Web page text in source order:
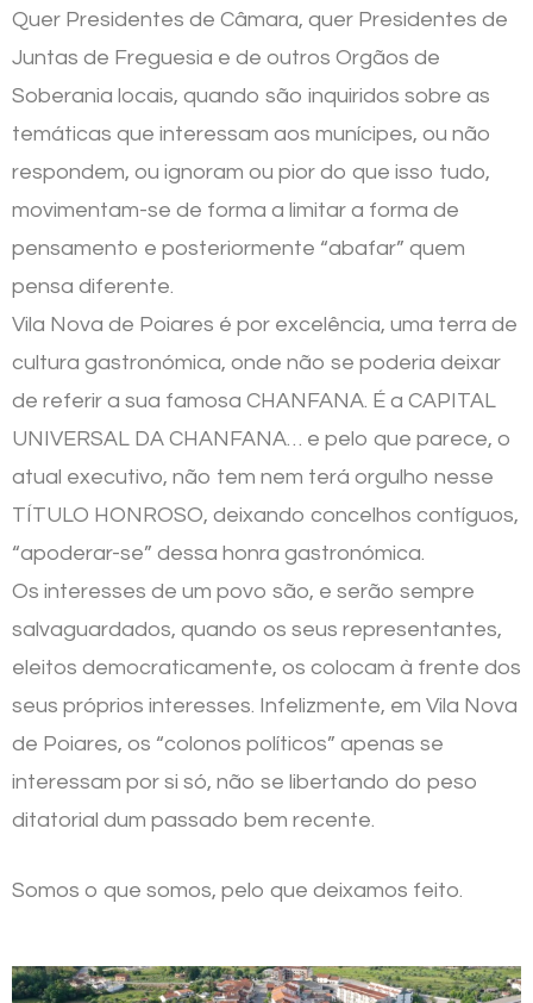
Quer Presidentes de Câmara, quer Presidentes de
Juntas de Freguesia e de outros Orgãos de
Soberania locais, quando são inquiridos sobre as
temáticas que interessam aos munícipes, ou não
respondem, ou ignoram ou pior do que isso tudo,
movimentam-se de forma a limitar a forma de
pensamento e posteriormente “abafar” quem
pensa diferente.
Vila Nova de Poiares é por excelência, uma terra de
cultura gastronómica, onde não se poderia deixar
de referir a sua famosa CHANFANA. É a CAPITAL
UNIVERSAL DA CHANFANA… e pelo que parece, o
atual executivo, não tem nem terá orgulho nesse
TÍTULO HONROSO, deixando concelhos contíguos,
“apoderar-se” dessa honra gastronómica.
Os interesses de um povo são, e serão sempre
salvaguardados, quando os seus representantes,
eleitos democraticamente, os colocam à frente dos
seus próprios interesses. Infelizmente, em Vila Nova
de Poiares, os “colonos políticos” apenas se
interessam por si só, não se libertando do peso
ditatorial dum passado bem recente.
Somos o que somos, pelo que deixamos feito.